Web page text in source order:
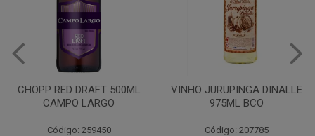
CHOPP RED DRAFT 500ML
CAMPO LARGO
Código: 259450
VINHO JURUPINGA DINALLE
975ML BCO
Código: 207785